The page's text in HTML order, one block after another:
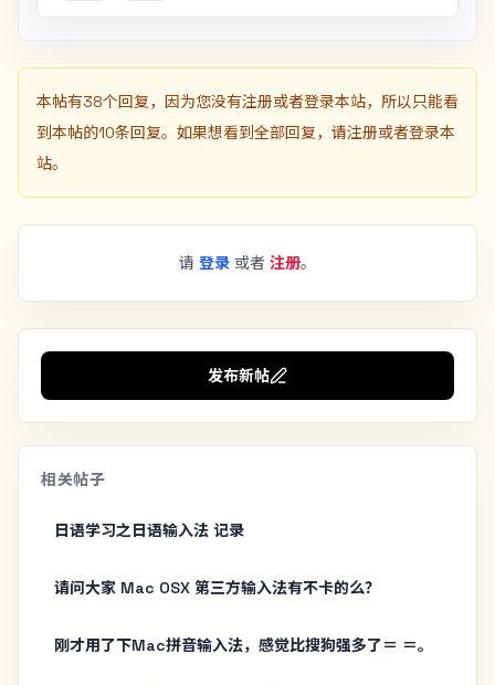
本帖有38个回复，因为您没有注册或者登录本站，所以只能看
到本帖的10条回复。如果想看到全部回复，请注册或者登录本
站。
请 登录 或者 注册。
发布新帖
相关帖子
日语学习之日语输入法 记录
请问大家 Mac OSX 第三方输入法有不卡的么？
刚才用了下Mac拼音输入法，感觉比搜狗强多了＝ ＝。